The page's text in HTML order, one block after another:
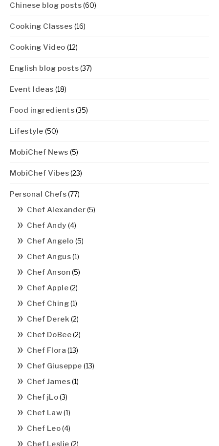
Chinese blog posts(60)
Cooking Classes (16)
Cooking Video (12)
English blog posts(37)
Event Ideas (18)
Food ingredients(35)
Lifestyle (50)
MobiChef News (5)
MobiChef Vibes(23)
Personal Chefs(77)
Chef Alexander(5)
Chef Andy (4)
Chef Angelo (5)
Chef Angus(1)
Chef Anson (5)
Chef Apple(2)
Chef Ching(1)
Chef Derek (2)
Chef DoBee(2)
Chef Flora (13)
Chef Giuseppe (13)
Chef James(1)
Chef jLo(3)
Chef Law(1)
Chef Leo(4)
Chef Leslie (2)